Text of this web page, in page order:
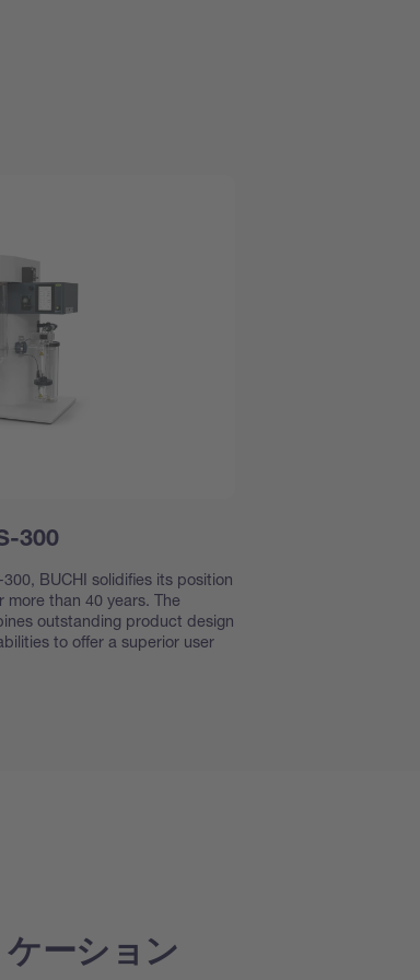
300
BUCHI solidifies its position
more than 40 years. The
outstanding product design
to offer a superior user
ーション